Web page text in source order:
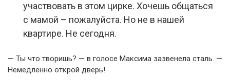
участвовать в этом цирке. Хочешь общаться
с мамой – пожалуйста. Но не в нашей
квартире. Не сегодня.
— Ты что творишь? — в голосе Максима зазвенела сталь. —
Немедленно открой дверь!